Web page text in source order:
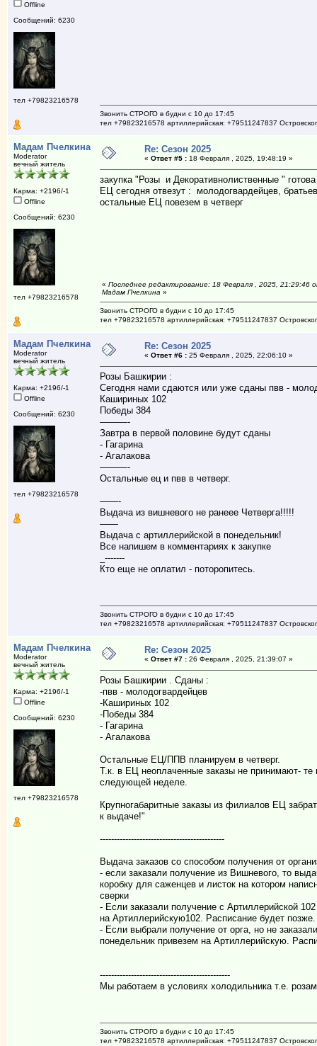
Offline
Сообщений: 6230
тел +79823216578
Звонить СТРОГО в будни с 10 до 17:45
тел +79823216578 артиллерийская: +79511247837
Мадам Пчелкина
Moderator
вечный житель
Карма: +2196/-1
Offline
Сообщений: 6230
тел +79823216578
Re: Сезон 2025
« Ответ #5 :18 Февраля , 2025, 19:48:19 »
закупка "Розы и Декоративнолиственные "
ЕЦ сегодня отвезут : молодогвардейцев,
остальные ЕЦ повезем в четверг
« Последнее редактирование: 18 Февраля , 2025, 21:29:46
Мадам Пчелкина »
Звонить СТРОГО в будни с 10 до 17:45
тел +79823216578 артиллерийская: +79511247837
Мадам Пчелкина
Moderator
вечный житель
Карма: +2196/-1
Offline
Сообщений: 6230
тел +79823216578
Re: Сезон 2025
« Ответ #6 :25 Февраля , 2025, 22:06:10 »
Розы Башкирии :
Сегодня нами сдаются или уже сданы пвв -
Кашириных 102
Победы 384
———-
Завтра в первой половине будут сданы
- Гагарина
- Агалакова
———-
Остальные ец и пвв в четверг.
——-
Выдача из вишневого не ранеее Четверга!!!!!
——
Выдача с артиллерийской в понедельник!
Все напишем в комментариях к закупке
_-------
Кто еще не оплатил - поторопитесь.
Звонить СТРОГО в будни с 10 до 17:45
тел +79823216578 артиллерийская: +79511247837
Мадам Пчелкина
Moderator
вечный житель
Карма: +2196/-1
Offline
Сообщений: 6230
тел +79823216578
Re: Сезон 2025
« Ответ #7 :26 Февраля , 2025, 21:39:07 »
Розы Башкирии . Сданы :
-пвв - молодогвардейцев
-Кашириных 102
-Победы 384
- Гагарина
- Агалакова
Остальные ЕЦ/ППВ планируем в четверг.
Т.к. в ЕЦ неоплаченные заказы не принимают- те
следующей неделе.
Крупногабаритные заказы из филиалов ЕЦ
к выдаче!"
--------------------------------------------
Выдача заказов со способом получения от
- если заказали получение из Вишневого, то
коробку для саженцев и листок на котором
сверки
- Если заказали получение с Артиллерийской
на Артиллерийскую102. Расписание будет позже.
- Если выбрали получение от орга, но не
понедельник привезем на Артиллерийскую.
----------------------------------------------
Мы работаем в условиях холодильника т.е.
Звонить СТРОГО в будни с 10 до 17:45
тел +79823216578 артиллерийская: +79511247837